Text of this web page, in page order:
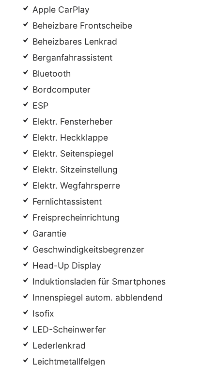
Apple CarPlay
Beheizbare Frontscheibe
Beheizbares Lenkrad
Berganfahrassistent
Bluetooth
Bordcomputer
ESP
Elektr. Fensterheber
Elektr. Heckklappe
Elektr. Seitenspiegel
Elektr. Sitzeinstellung
Elektr. Wegfahrsperre
Fernlichtassistent
Freisprecheinrichtung
Garantie
Geschwindigkeitsbegrenzer
Head-Up Display
Induktionsladen für Smartphones
Innenspiegel autom. abblendend
Isofix
LED-Scheinwerfer
Lederlenkrad
Leichtmetallfelgen